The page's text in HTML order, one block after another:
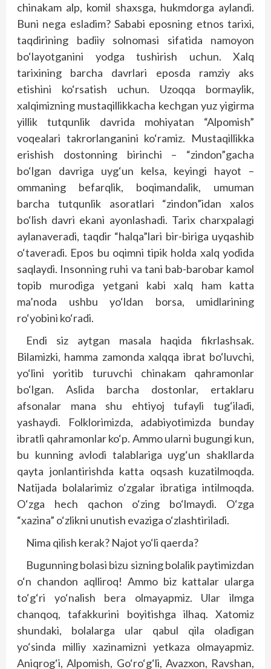
chinakam alp, komil shaxsga, hukmdorga aylandi.
Buni nega esladim? Sababi eposning etnos tarixi,
taqdirining badiiy solnomasi sifatida namoyon
bo‘layotganini yodga tushirish uchun. Xalq
tarixining barcha davrlari eposda ramziy aks
etishini ko‘rsatish uchun. Uzoqqa bormaylik,
xalqimizning mustaqillikkacha kechgan yuz yigirma
yillik tutqunlik davrida mohiyatan “Alpomish”
voqealari takrorlanganini ko‘ramiz. Mustaqillikka
erishish dostonning birinchi – “zindon”gacha
bo‘lgan davriga uyg‘un kelsa, keyingi hayot –
ommaning befarqlik, boqimandalik, umuman
barcha tutqunlik asoratlari “zindon”idan xalos
bo‘lish davri ekani ayonlashadi. Tarix charxpalagi
aylanaveradi, taqdir “halqa”lari bir-biriga uyqashib
o‘taveradi. Epos bu oqimni tipik holda xalq yodida
saqlaydi. Insonning ruhi va tani bab-barobar kamol
topib murodiga yetgani kabi xalq ham katta
ma’noda ushbu yo‘ldan borsa, umidlarining
ro‘yobini ko‘radi.
Endi siz aytgan masala haqida fikrlashsak.
Bilamizki, hamma zamonda xalqqa ibrat bo‘luvchi,
yo‘lini yoritib turuvchi chinakam qahramonlar
bo‘lgan. Aslida barcha dostonlar, ertaklaru
afsonalar mana shu ehtiyoj tufayli tug‘iladi,
yashaydi. Folklorimizda, adabiyotimizda bunday
ibratli qahramonlar ko‘p. Ammo ularni bugungi kun,
bu kunning avlodi talablariga uyg‘un shakllarda
qayta jonlantirishda katta oqsash kuzatilmoqda.
Natijada bolalarimiz o‘zgalar ibratiga intilmoqda.
O‘zga hech qachon o‘zing bo‘lmaydi. O‘zga
“xazina” o‘zlikni unutish evaziga o‘zlashtiriladi.
Nima qilish kerak? Najot yo‘li qaerda?
Bugunning bolasi bizu sizning bolalik paytimizdan
o‘n chandon aqlliroq! Ammo biz kattalar ularga
to‘g‘ri yo‘nalish bera olmayapmiz. Ular ilmga
chanqoq, tafakkurini boyitishga ilhaq. Xatomiz
shundaki, bolalarga ular qabul qila oladigan
yo‘sinda milliy xazinamizni yetkaza olmayapmiz.
Aniqrog‘i, Alpomish, Go‘ro‘g‘li, Avazxon, Ravshan,